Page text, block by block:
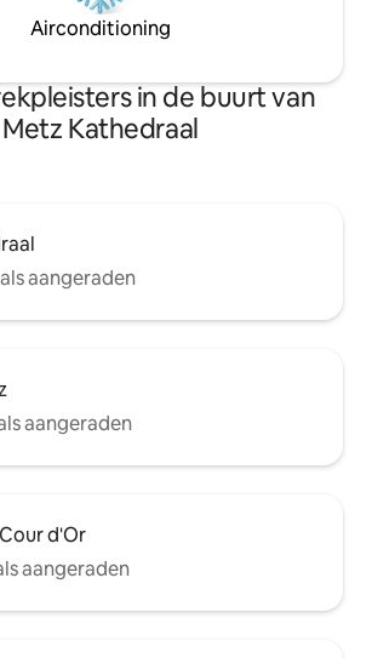
Airconditioning
in de buurt van
Metz Kathedraal
aangeraden
aangeraden
d'Or
aangeraden